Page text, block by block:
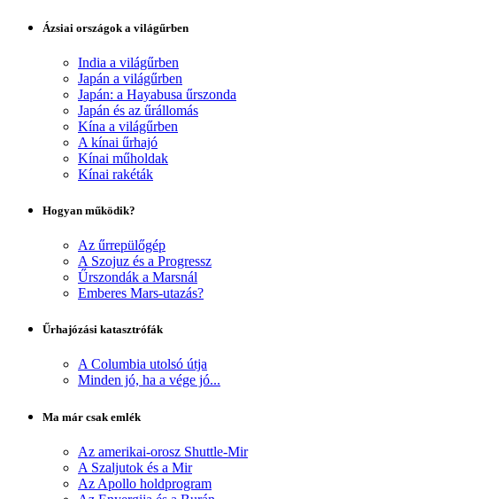
Ázsiai országok a világűrben
India a világűrben
Japán a világűrben
Japán: a Hayabusa űrszonda
Japán és az űrállomás
Kína a világűrben
A kínai űrhajó
Kínai műholdak
Kínai rakéták
Hogyan működik?
Az űrrepülőgép
A Szojuz és a Progressz
Űrszondák a Marsnál
Emberes Mars-utazás?
Űrhajózási katasztrófák
A Columbia utolsó útja
Minden jó, ha a vége jó...
Ma már csak emlék
Az amerikai-orosz Shuttle-Mir
A Szaljutok és a Mir
Az Apollo holdprogram